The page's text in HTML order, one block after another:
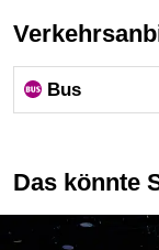
Bus
Das